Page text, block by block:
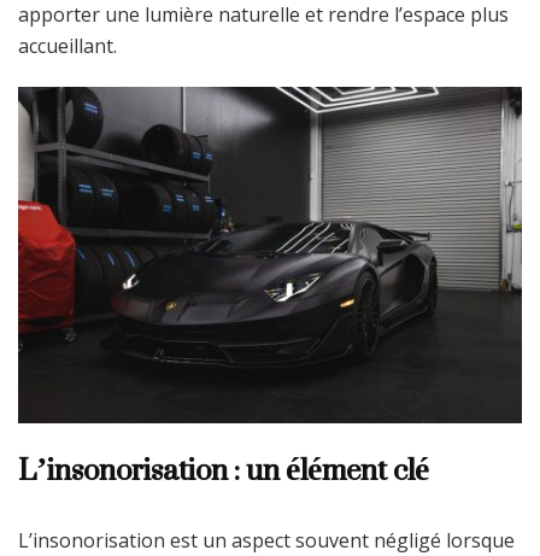
apporter une lumière naturelle et rendre l’espace plus
accueillant.
L’insonorisation : un élément clé
L’insonorisation est un aspect souvent négligé lorsque